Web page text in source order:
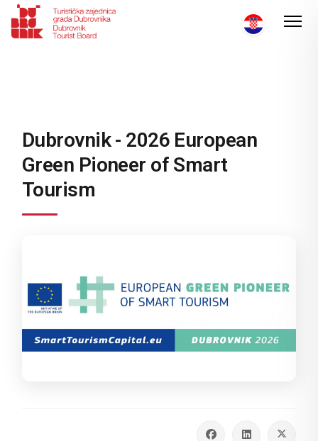
Dubrovnik - 2026 European
Green Pioneer of Smart
Tourism